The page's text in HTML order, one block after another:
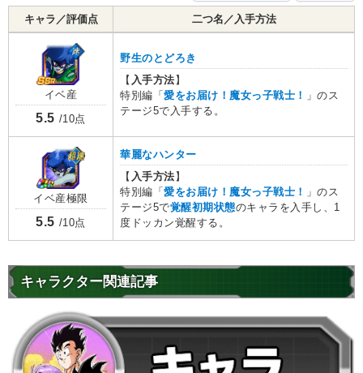
キャラ／評価点 二つ名／入手方法
イベ産
5.5 /10点
野生のとどろき
【 入手方法 】
特別編「愛をお届け！魔女っ子戦士！
」のス
テージ5で入手する。
イベ産極限
5.5 /10点
華麗なハンター
【 入手方法 】
特別編「愛をお届け！魔女っ子戦士！
」のス
テージ5で覚醒初期状態のキャラを入手し、1
度ドッカン覚醒する。
キャラクター関連記事